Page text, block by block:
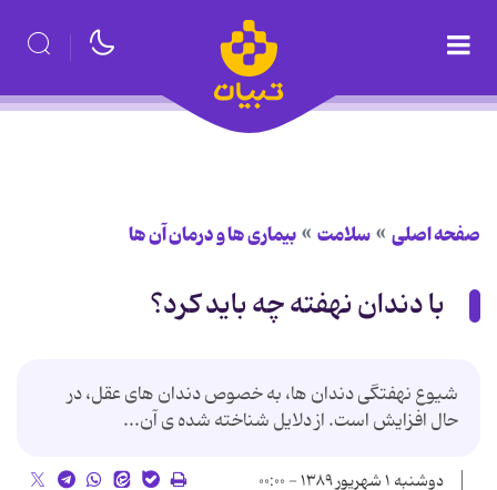
صفحه اصلی سلامت بیماری ها و درمان آن ها
با دندان نهفته چه باید کرد؟
شیوع نهفتگی دندان ‌ها، به خصوص دندان ‌های عقل، در
حال افزایش است. از دلایل شناخته ‌شده ی آن...
دوشنبه ۱ شهریور ۱۳۸۹ - ۰۰:۰۰